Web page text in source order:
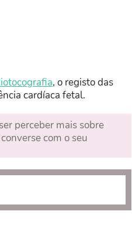
, o registo das
cardíaca fetal.
perceber mais sobre
com o seu